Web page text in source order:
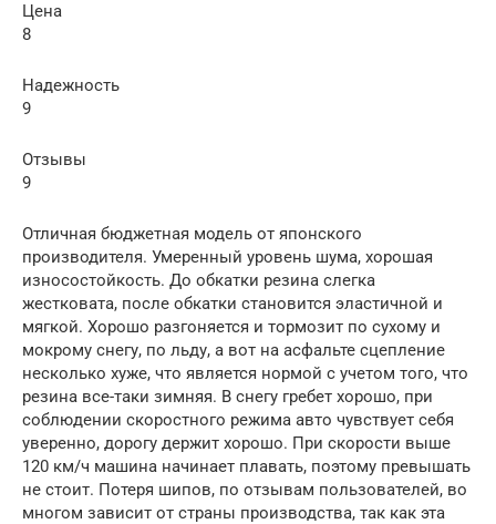
Цена
8
Надежность
9
Отзывы
9
Отличная бюджетная модель от японского
производителя. Умеренный уровень шума, хорошая
износостойкость. До обкатки резина слегка
жестковата, после обкатки становится эластичной и
мягкой. Хорошо разгоняется и тормозит по сухому и
мокрому снегу, по льду, а вот на асфальте сцепление
несколько хуже, что является нормой с учетом того, что
резина все-таки зимняя. В снегу гребет хорошо, при
соблюдении скоростного режима авто чувствует себя
уверенно, дорогу держит хорошо. При скорости выше
120 км/ч машина начинает плавать, поэтому превышать
не стоит. Потеря шипов, по отзывам пользователей, во
многом зависит от страны производства, так как эта